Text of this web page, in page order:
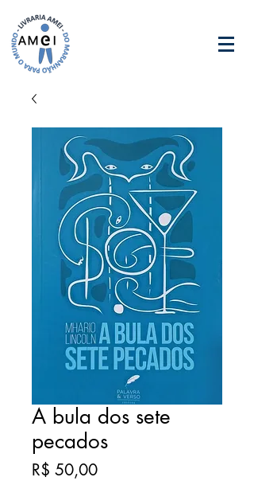
A bula dos sete
pecados
R$ 50,00Preço